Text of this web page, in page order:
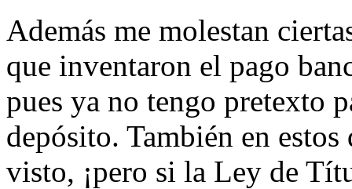
Además me molestan
que inventaron el pago
pues ya no tengo pretexto
depósito. También en
visto, ¡pero si la Ley de